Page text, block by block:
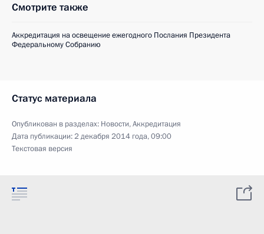
Смотрите также
Аккредитация на освещение ежегодного Послания Президента
Федеральному Собранию
Статус материала
Опубликован в разделах: Новости,Аккредитация
Дата публикации:2 декабря 2014 года, 09:00
Текстовая версия